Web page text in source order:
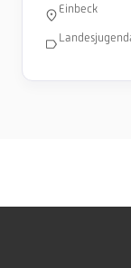
Einbeck